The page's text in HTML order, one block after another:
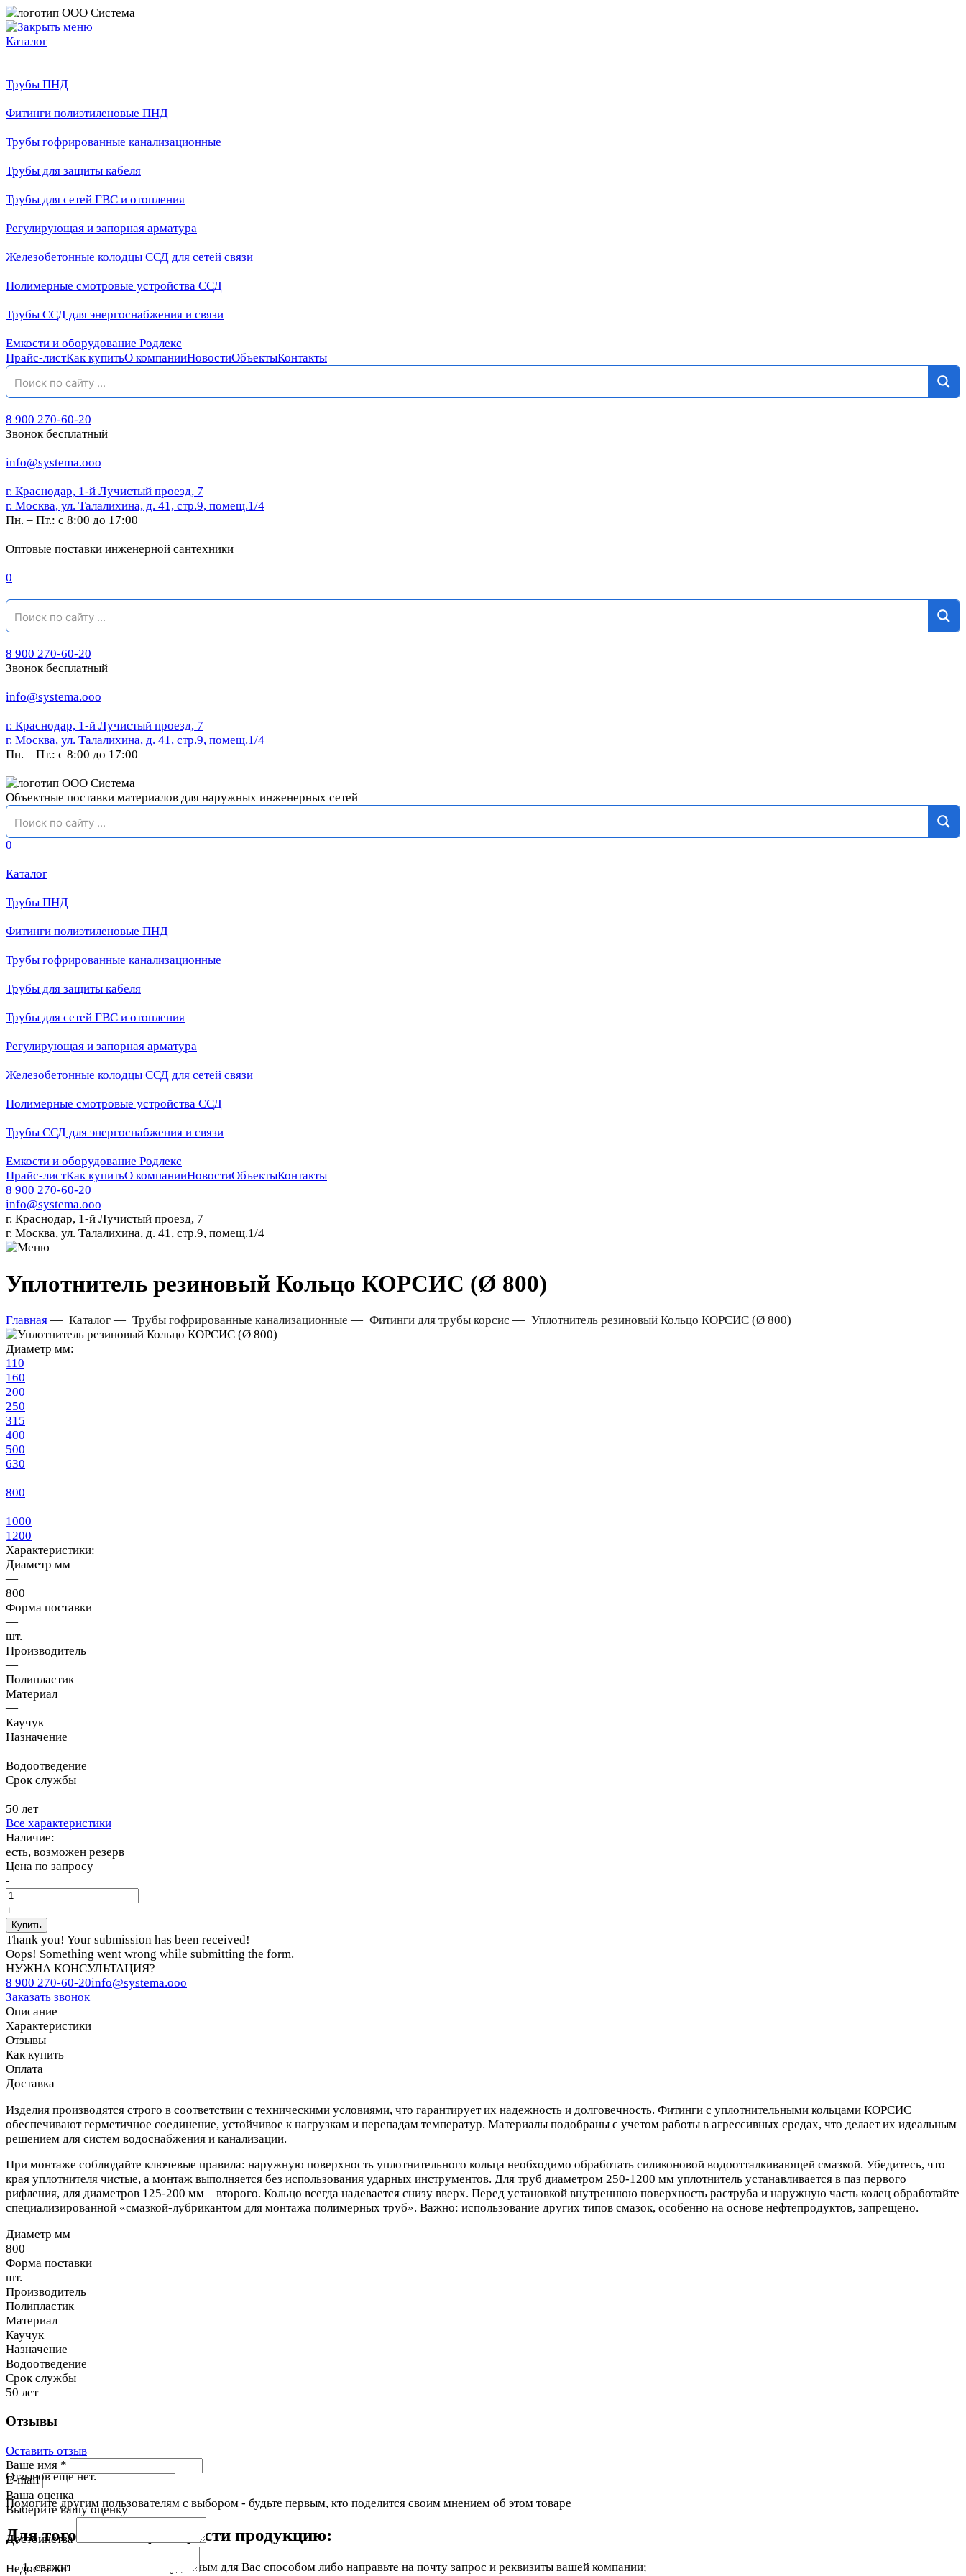
Каталог
Трубы ПНД
Фитинги полиэтиленовые ПНД
Трубы гофрированные канализационные
Трубы для защиты кабеля
Трубы для сетей ГВС и отопления
Регулирующая и запорная арматура
Железобетонные колодцы ССД для сетей связи
Полимерные смотровые устройства ССД
Трубы ССД для энергоснабжения и связи
Емкости и оборудование Родлекс
Прайс-листКак купитьО компанииНовостиОбъектыКонтакты
8 900 270-60-20
Звонок бесплатный
info@systema.ooo
г. Краснодар, 1-й Лучистый проезд, 7
г. Москва, ул. Талалихина, д. 41, стр.9, помещ.1/4
Пн. – Пт.: с 8:00 до 17:00
Оптовые поставки инженерной сантехники
0
8 900 270-60-20
Звонок бесплатный
info@systema.ooo
г. Краснодар, 1-й Лучистый проезд, 7
г. Москва, ул. Талалихина, д. 41, стр.9, помещ.1/4
Пн. – Пт.: с 8:00 до 17:00
Объектные поставки материалов для наружных инженерных сетей
0
Каталог
Трубы ПНД
Фитинги полиэтиленовые ПНД
Трубы гофрированные канализационные
Трубы для защиты кабеля
Трубы для сетей ГВС и отопления
Регулирующая и запорная арматура
Железобетонные колодцы ССД для сетей связи
Полимерные смотровые устройства ССД
Трубы ССД для энергоснабжения и связи
Емкости и оборудование Родлекс
Прайс-листКак купитьО компанииНовостиОбъектыКонтакты
8 900 270-60-20
info@systema.ooo
г. Краснодар, 1-й Лучистый проезд, 7
г. Москва, ул. Талалихина, д. 41, стр.9, помещ.1/4
Уплотнитель резиновый Кольцо КОРСИС (Ø 800)
Главная — Каталог— Трубы гофрированные канализационные — Фитинги для трубы корсис — Уплотнитель резиновый Кольцо КОРСИС (Ø 800)
Диаметр мм:
110
160
200
250
315
400
500
630
800
1000
1200
Характеристики:
Диаметр мм
—
800
Форма поставки
—
шт.
Производитель
—
Полипластик
Материал
—
Каучук
Назначение
—
Водоотведение
Срок службы
—
50 лет
Все характеристики
Наличие:
есть, возможен резерв
Цена по запросу
-
+
Thank you! Your submission has been received!
Oops! Something went wrong while submitting the form.
НУЖНА КОНСУЛЬТАЦИЯ?
8 900 270-60-20info@systema.ooo
Заказать звонок
Описание
Характеристики
Отзывы
Как купить
Оплата
Доставка
Изделия производятся строго в соответствии с техническими условиями, что гарантирует их надежность и долговечность. Фитинги с уплотнительными кольцами КОРСИС
обеспечивают герметичное соединение, устойчивое к нагрузкам и перепадам температур. Материалы подобраны с учетом работы в агрессивных средах, что делает их идеальным
решением для систем водоснабжения и канализации.
При монтаже соблюдайте ключевые правила: наружную поверхность уплотнительного кольца необходимо обработать силиконовой водоотталкивающей смазкой. Убедитесь, что
края уплотнителя чистые, а монтаж выполняется без использования ударных инструментов. Для труб диаметром 250-1200 мм уплотнитель устанавливается в паз первого
рифления, для диаметров 125-200 мм – второго. Кольцо всегда надевается снизу вверх. Перед установкой внутреннюю поверхность раструба и наружную часть колец обработайте
специализированной «смазкой-лубрикантом для монтажа полимерных труб». Важно: использование других типов смазок, особенно на основе нефтепродуктов, запрещено.
Диаметр мм
800
Форма поставки
шт.
Производитель
Полипластик
Материал
Каучук
Назначение
Водоотведение
Срок службы
50 лет
Отзывы
Оставить отзыв
Ваше имя *
E-mail
Ваша оценка
Выберите вашу оценку
Достоинства
Недостатки
Отзывов еще нет.
Помогите другим пользователям с выбором - будьте первым, кто поделится своим мнением об этом товаре
Для того чтобы приобрести продукцию:
свяжитесь с нами любым удобным для Вас способом либо направьте на почту запрос и реквизиты вашей компании;